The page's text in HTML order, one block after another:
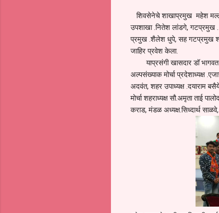
शिवसेनेचे शाखाप्रमुख महेश
उपशाखा .नितेश लांडगे,
प्रमुख .शैलेश धुपे, सह गटप्रमुख
जाहिर प्रवेश केला.
याप्रसंगी खासदार डॉ भागवत
अल्पसंख्याक मोर्चा प्रदेशाध्यक्ष
अदवंत, शहर उपाध्यक्ष .दयाराम
मोर्चा शहराध्यक्ष सौ.अमृता ताई
कराड, मंडळ अध्यक्ष.सिध्दार्थ